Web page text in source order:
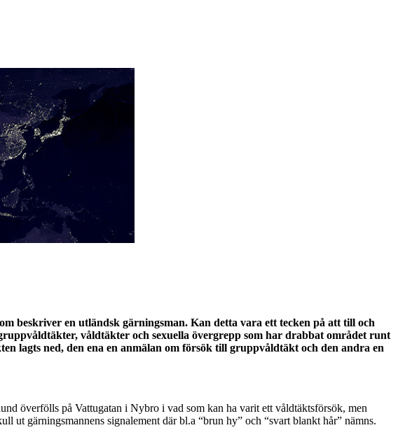
beskriver en utländsk gärningsman. Kan detta vara ett tecken på att till och
våldtäkter och sexuella övergrepp som har drabbat området runt
lagts ned, den ena en anmälan om försök till gruppvåldtäkt och den andra en
överfölls på Vattugatan i Nybro i vad som kan ha varit ett våldtäktsförsök, men
ut gärningsmannens signalement där bl.a “brun hy” och “svart blankt hår” nämns.